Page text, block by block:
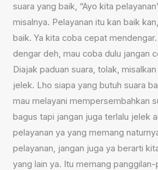
suara yang baik, “Ayo kita
misalnya. Pelayanan itu kan baik
baik. Ya kita coba cepat
dengar deh, mau coba dulu jangan
Diajak paduan suara, tolak, misalkan
jelek. Lho siapa yang butuh suara
mau melayani mempersembahkan
bagus tapi jangan juga terlalu jelek
pelayanan ya yang memang
pelayanan, jangan juga ya berarti
yang lain ya. Itu memang